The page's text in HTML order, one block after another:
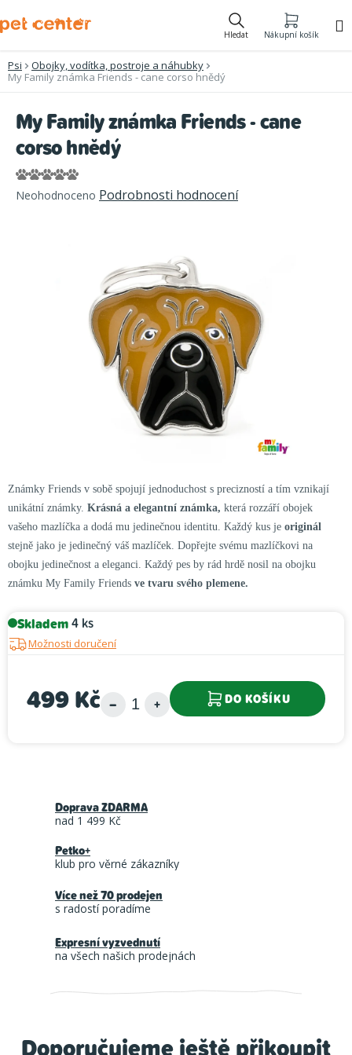
na
Hledat Nákupní košík
Psi
Obojky, vodítka, postroje a náhubky
My Family známka Friends - cane corso hnědý
Známky Friends v sobě spojují jednoduchost s precizností a tím vznikají
unikátní známky. Krásná a elegantní známka, která rozzáří obojek
vašeho mazlíčka a dodá mu jedinečnou identitu. Každý kus je originál
stejně jako je jedinečný váš mazlíček. Dopřejte svému mazlíčkovi na
obojku jedinečnost a eleganci. Každý pes by rád hrdě nosil na obojku
známku My Family Friends ve tvaru svého plemene.
Skladem4 ks
Možnosti doručení
499 Kč DO KOŠÍKU
My Family známka Friends - cane
corso hnědý
Průměrné
hodnocení
Neohodnoceno Podrobnosti hodnocení
Doporučujeme ještě přikoupit
Doprava ZDARMA
nad 1 499 Kč
Petko+
klub pro věrné zákazníky
Více než 70 prodejen
s radostí poradíme
Expresní vyzvednutí
na všech našich prodejnách